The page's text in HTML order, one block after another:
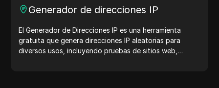
Generador de direcciones IP
El Generador de Direcciones IP es una herramienta
gratuita que genera direcciones IP aleatorias para
diversos usos, incluyendo pruebas de sitios web,